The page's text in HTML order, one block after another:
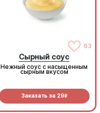
63
Сырный соус
Нежный соус с насыщенным
сырным вкусом
Заказать за 29R